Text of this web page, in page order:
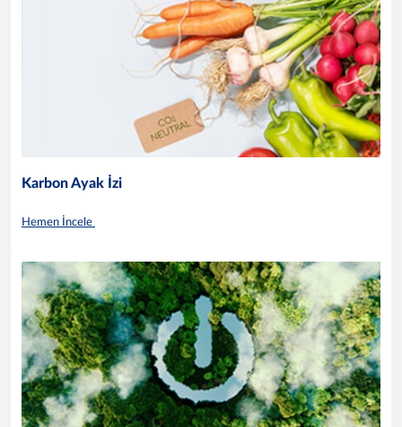
Karbon Ayak İzi
Hemen İncele